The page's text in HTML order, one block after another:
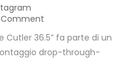
Cutler 36.5” fa parte di un
drop-through-